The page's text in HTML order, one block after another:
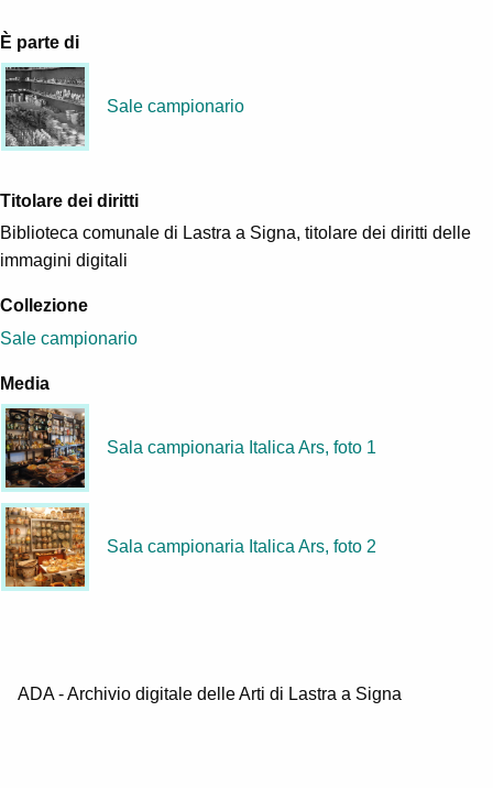
È parte di
Sale campionario
Titolare dei diritti
Biblioteca comunale di Lastra a Signa, titolare dei diritti delle
immagini digitali
Collezione
Sale campionario
Media
Sala campionaria Italica Ars, foto 1
Sala campionaria Italica Ars, foto 2
ADA - Archivio digitale delle Arti di Lastra a Signa